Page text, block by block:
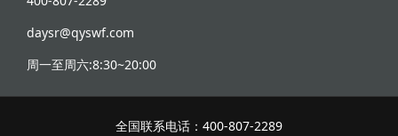
daysr@qyswf.com
周一至周六:8:30~20:00
全国联系电话：400-807-2289